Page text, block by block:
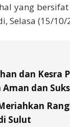
yang
Selasa (15/10/
dan Kesra
dan
Sulut